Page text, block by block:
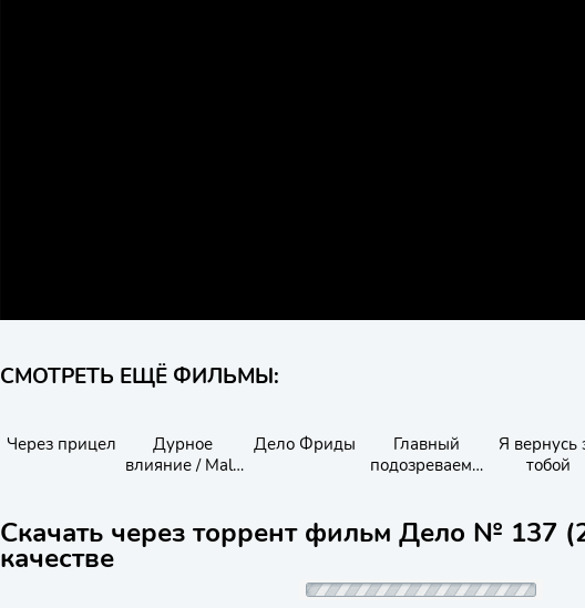
СМОТРЕТЬ ЕЩЁ ФИЛЬМЫ:
Через прицел
Дурное
влияние / Mala
Дело Фриды
Главный
подозреваемы
Я вернусь
тобой
Скачать через торрент фильм Дело № 137
качестве